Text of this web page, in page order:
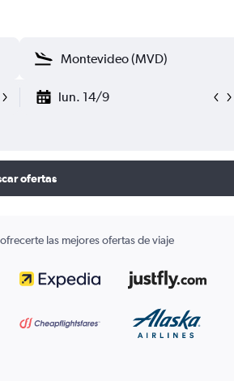
lun. 14/9
ofertas
las mejores ofertas de viaje